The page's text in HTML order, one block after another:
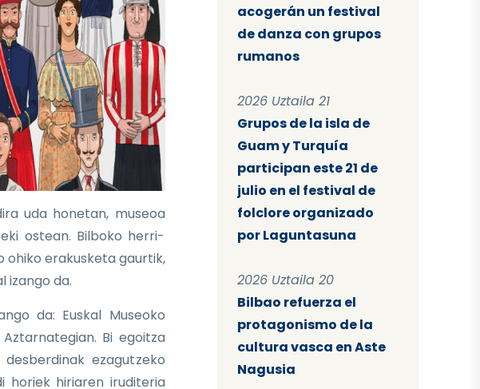
uda honetan, museoa
ostean. Bilboko herri-
ohiko erakusketa gaurtik,
izango da.
da: Euskal Museoko
Bi egoitza
ezagutzeko
horiek hiriaren iruditeria
acogerán un festival
de danza con grupos
rumanos
2026 Uztaila 21
Grupos de la isla de
Guam y Turquía
participan este 21 de
julio en el festival de
folclore organizado
por Laguntasuna
2026 Uztaila 20
Bilbao refuerza el
protagonismo de la
cultura vasca en Aste
Nagusia